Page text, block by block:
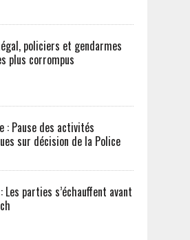
policiers et gendarmes
plus corrompus
: Pause des activités
sur décision de la Police
Les parties s’échauffent avant